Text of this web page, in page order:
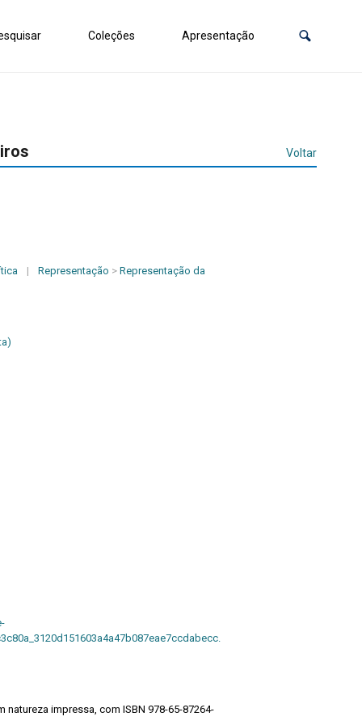
Coleções Apresentação
Voltar
| Representação > Representação da
impressa, com ISBN 978-65-87264-